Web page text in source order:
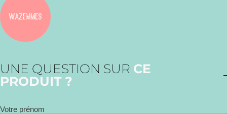
UNE QUESTION SUR CE
PRODUIT ?
Votre prénom